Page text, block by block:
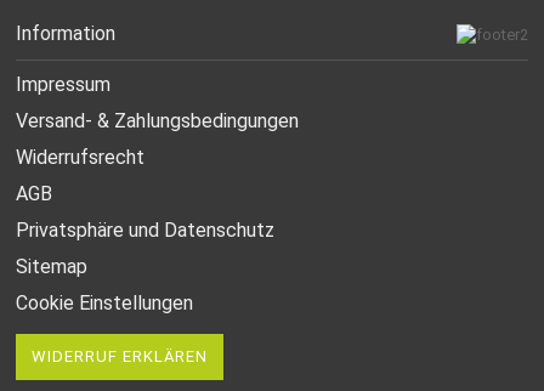
Information
Impressum
Versand- & Zahlungsbedingungen
Widerrufsrecht
AGB
Privatsphäre und Datenschutz
Sitemap
Cookie Einstellungen
WIDERRUF ERKLÄREN